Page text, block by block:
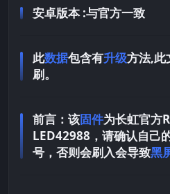
安卓版本 :与官方一致
此数据包含有升级方法,此
刷。
前言： 该固件为长虹官方
LED42988，请确认自己
号，否则会刷入会导致黑